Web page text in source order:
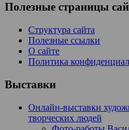
Полезные страницы
Структура сайта
Полезные ссылки
О сайте
Политика
Выставки
Онлайн-выставки
творческих людей